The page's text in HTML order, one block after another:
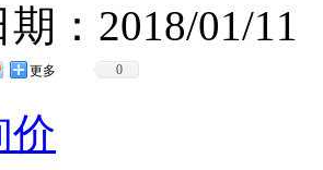
： 2018/01/11
更多 0
价